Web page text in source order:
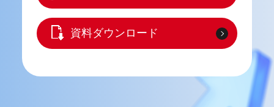
資料ダウンロード